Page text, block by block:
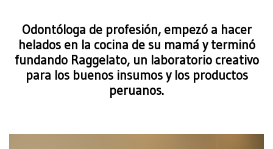
Odontóloga de profesión, empezó a hacer
helados en la cocina de su mamá y terminó
fundando Raggelato, un laboratorio creativo
para los buenos insumos y los productos
peruanos.